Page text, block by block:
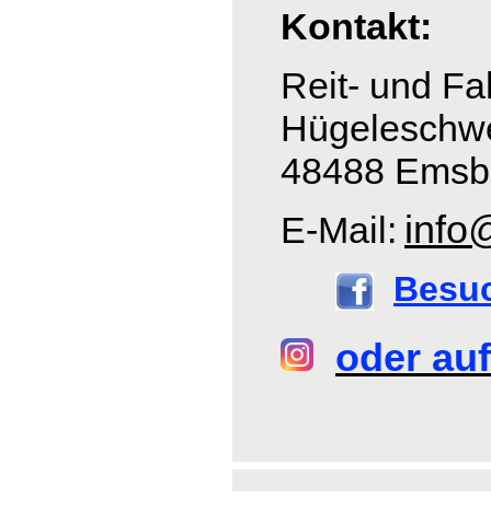
Kontakt:
Reit- und
48488
E-Mail:
oder